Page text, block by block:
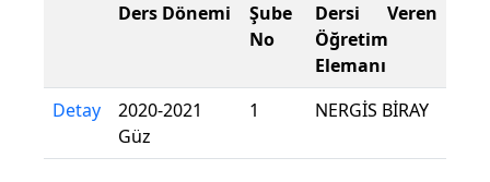
Ders Dönemi
Şube
No
Dersi Veren
Öğretim
Elemanı
Detay
2020-2021
Güz
1 NERGİS BİRAY